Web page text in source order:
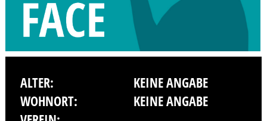
ALTER:
KEINE ANGABE
WOHNORT:
KEINE ANGABE